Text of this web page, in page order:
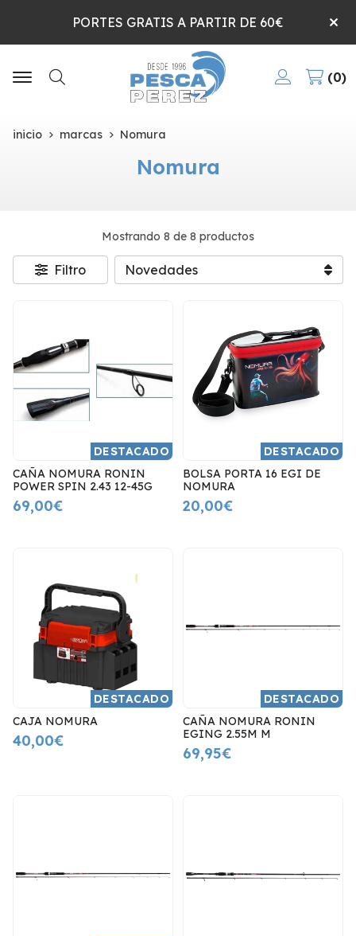
PORTES GRATIS A PARTIR DE 60€
Buscar
0
inicio marcas Nomura
Nomura
Mostrando 8 de 8 productos
Filtro
DESTACADO
CAÑA NOMURA RONIN
POWER SPIN 2.43 12-45G
69,00€
DESTACADO
BOLSA PORTA 16 EGI DE
NOMURA
20,00€
DESTACADO
CAJA NOMURA
40,00€
DESTACADO
CAÑA NOMURA RONIN
EGING 2.55M M
69,95€